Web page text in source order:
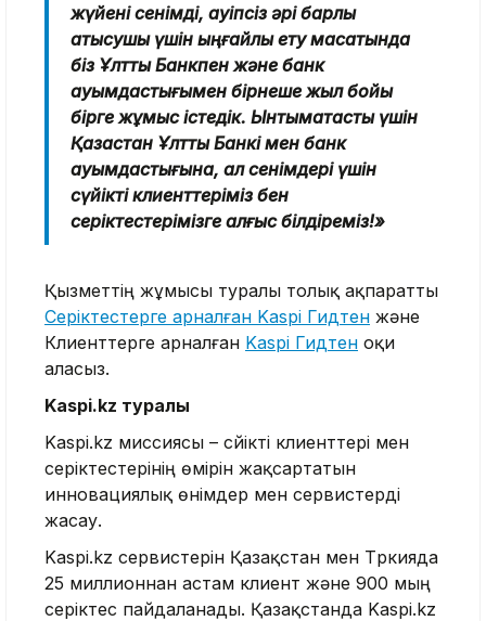
жүйені сенімді, қауіпсіз әрі барлық
қатысушы үшін ыңғайлы ету мақсатында
біз Ұлттық Банкпен және банк
қауымдастығымен бірнеше жыл бойы
бірге жұмыс істедік. Ынтымақтастық үшін
Қазақстан Ұлттық Банкі мен банк
қауымдастығына, ал сенімдері үшін
сүйікті клиенттеріміз бен
серіктестерімізге алғыс білдіреміз!»
Қызметтің жұмысы туралы толық ақпаратты
Серіктестерге арналған Kaspi Гидтен және
Клиенттерге арналған Kaspi Гидтен оқи
аласыз.
Kaspi.kz туралы
Kaspi.kz миссиясы – сүйікті клиенттері мен
серіктестерінің өмірін жақсартатын
инновациялық өнімдер мен сервистерді
жасау.
Kaspi.kz сервистерін Қазақстан мен Түркияда
25 миллионнан астам клиент және 900 мың
серіктес пайдаланады. Қазақстанда Kaspi.kz